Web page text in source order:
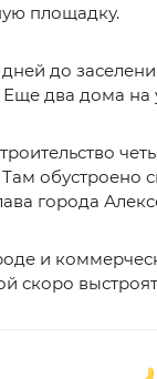
площадку.
до
два дома на
обустроено
города
и
скоро